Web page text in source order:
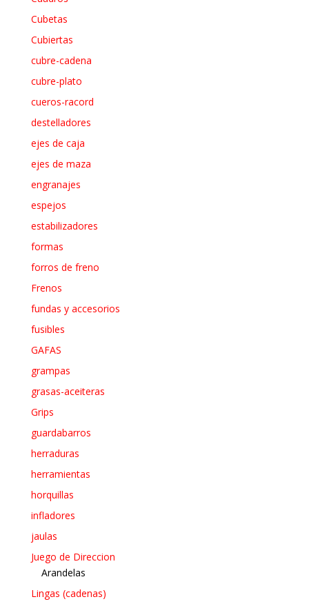
Cubetas
Cubiertas
cubre-cadena
cubre-plato
cueros-racord
destelladores
ejes de caja
ejes de maza
engranajes
espejos
estabilizadores
formas
forros de freno
Frenos
fundas y accesorios
fusibles
GAFAS
grampas
grasas-aceiteras
Grips
guardabarros
herraduras
herramientas
horquillas
infladores
jaulas
Juego de Direccion
Arandelas
Lingas (cadenas)